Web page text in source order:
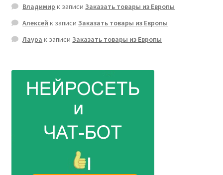
Владимир к записиЗаказать товары из Европы
Алексей к записиЗаказать товары из Европы
Лаура к записиЗаказать товары из Европы